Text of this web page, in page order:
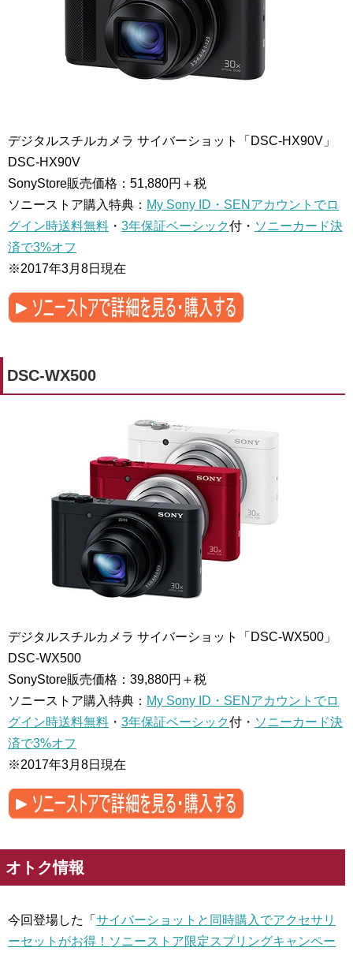
デジタルスチルカメラ サイバーショット「DSC-HX90V」
DSC-HX90V
SonyStore販売価格：51,880円＋税
ソニーストア購入特典： My Sony ID・SENアカウントでロ
グイン時送料無料 ・ 3年保証ベーシック付・ ソニーカード決
済で3%オフ
※2017年3月8日現在
DSC-WX500
デジタルスチルカメラ サイバーショット「DSC-WX500」
DSC-WX500
SonyStore販売価格：39,880円＋税
ソニーストア購入特典： My Sony ID・SENアカウントでロ
グイン時送料無料 ・ 3年保証ベーシック付・ ソニーカード決
済で3%オフ
※2017年3月8日現在
オトク情報
今回登場した「 サイバーショットと同時購入でアクセサリ
ーセットがお得！ソニーストア限定スプリングキャンペー